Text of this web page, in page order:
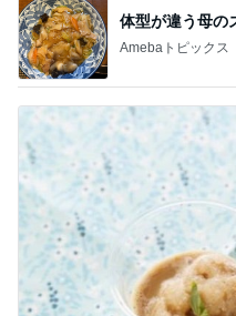
体型が違う母の
Amebaトピックス